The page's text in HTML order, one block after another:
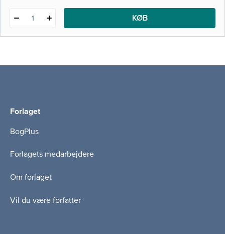
1 KØB
Forlaget
BogPlus
Forlagets medarbejdere
Om forlaget
Vil du være forfatter